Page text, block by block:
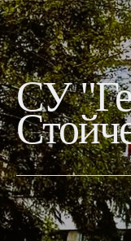
РАБОТА В
ПОЛЕЗНА
ДЗИ
НВО
ПРИЕМ НСА
УЧЕБНИЦИ
ОБРАЗЦИ
СУ